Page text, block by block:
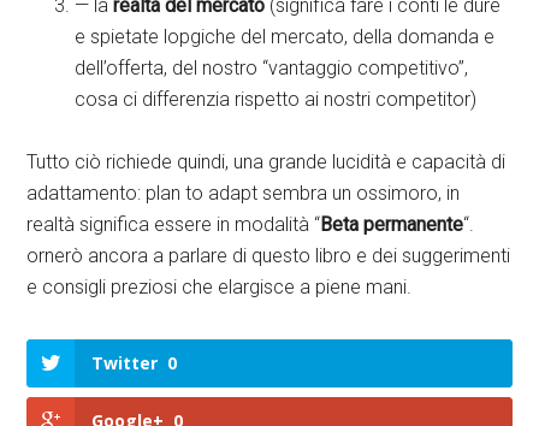
— larealtà del mercato (significa fare i conti le dure
e spietate lopgiche del mercato, della domanda e
dell’offerta, del nostro “vantaggio competitivo”,
cosa ci differenzia rispetto ai nostri competitor)
Tutto ciò richiede quindi, una grande lucidità e capacità di
adattamento: plan to adapt sembra un ossimoro, in
realtà significa essere in modalità “Beta permanente“.
ornerò ancora a parlare di questo libro e dei suggerimenti
e consigli preziosi che elargisce a piene mani.
Twitter 0
Google+ 0